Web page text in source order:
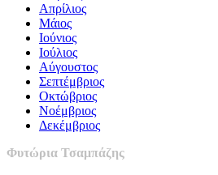
Απρίλιος
Μάιος
Ιούνιος
Ιούλιος
Αύγουστος
Σεπτέμβριος
Οκτώβριος
Νοέμβριος
Δεκέμβριος
Φυτώρια Τσαμπάζης